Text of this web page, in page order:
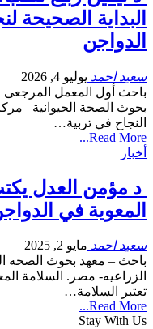
البداية الصحيحة
الدواجن
سعيد احمد يوليو 4, 2026
باحث أول المعمل المرجعى
بحوث الصحة الحيوانية
النجاح في تربية…
Read More...
أخبار
د مؤمن العدل
المعوية في
سعيد احمد مايو 2, 2025
باحث – معهد بحوث الصحه
الزراعيه- مصر. السلامة
تعتبر السلامة…
Read More...
Stay With Us